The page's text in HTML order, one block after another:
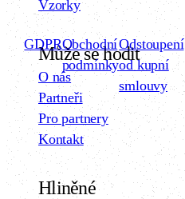
Vzorky
Může se hodit
O nás
Partneři
Pro partnery
Kontakt
Hliněné
GDPRObchodní
podmínky
Odstoupení
od kupní
smlouvy